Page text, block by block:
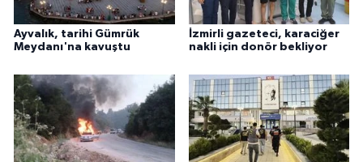
Ayvalık, tarihi Gümrük
Meydanı'na kavuştu
İzmirli gazeteci, karaciğer
nakli için donör bekliyor